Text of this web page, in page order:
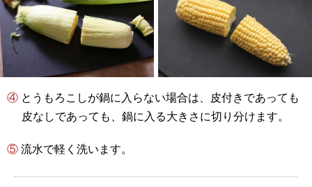
④ とうもろこしが鍋に入らない場合は、皮付きであっても
皮なしであっても、鍋に入る大きさに切り分けます。
⑤ 流水で軽く洗います。